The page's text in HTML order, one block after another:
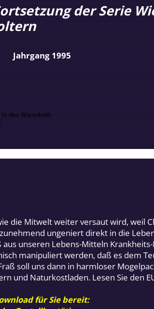
der Serie
In den Warenkorb
Jahrgang 1995
die Mitwelt weiter versaut wird, weil
ungeniert direkt in die
unseren Lebens-Mitteln
manipuliert werden, daß es dem
soll uns dann in harmloser
und Naturkostladen. Lesen Sie den
für Sie bereit: